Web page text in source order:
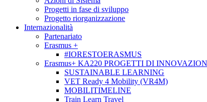
Progetti in fase di sviluppo
Progetto riorganizzazione
Internazionalità
Partenariato
Erasmus +
#IORESTOERASMUS
Erasmus+ KA220 PROGETTI DI
SUSTAINABLE LEARNING
VET Ready 4 Mobility (VR4M)
MOBILITIMELINE
Train Learn Travel